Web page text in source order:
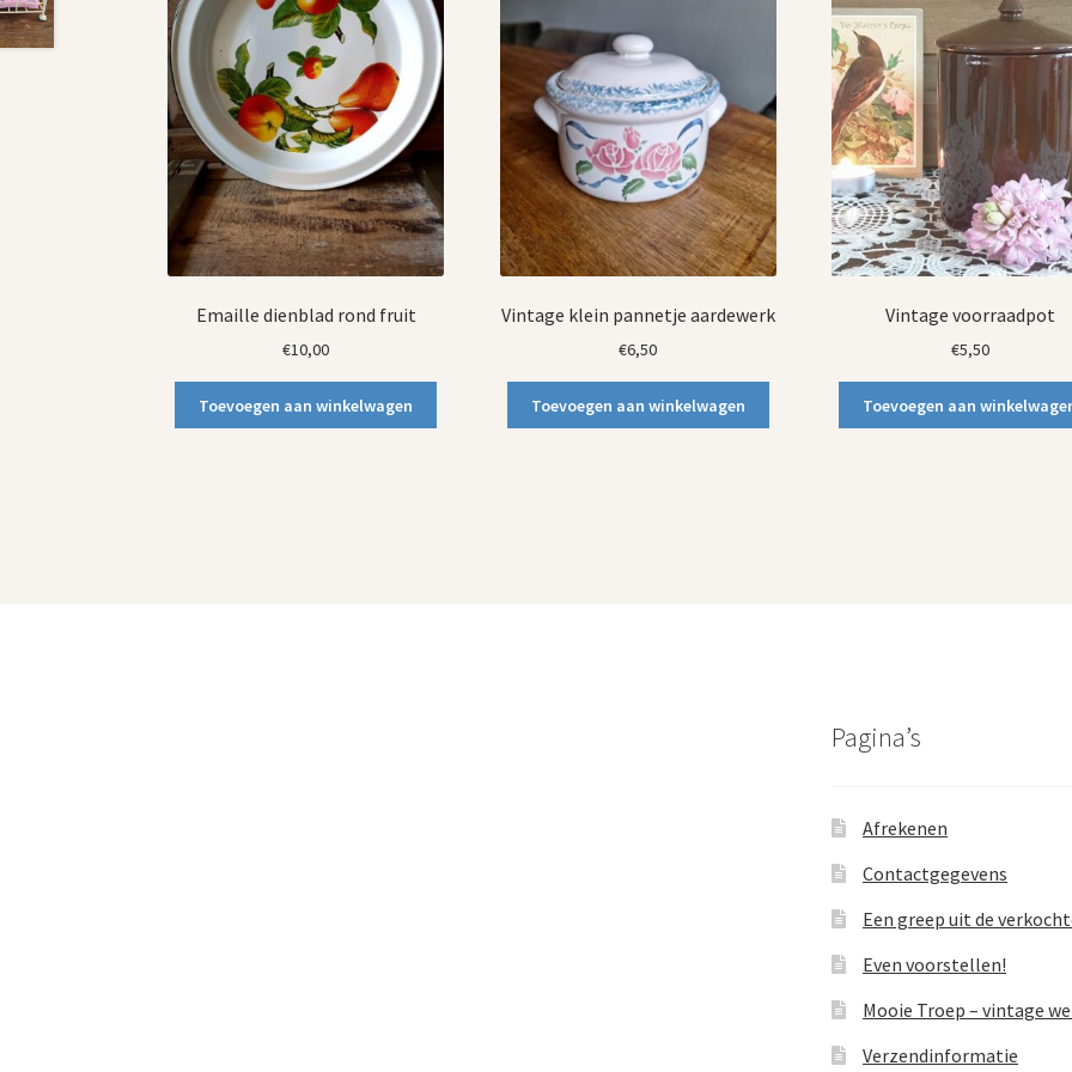
Emaille dienblad rond fruit
€10,00
Toevoegen aan winkelwagen
Vintage klein pannetje aardewerk
€6,50
Toevoegen aan winkelwagen
Vintage voorraadpot
€5,50
Toevoegen aan
Pagina’s
Afrekenen
Contactgegevens
Een greep uit de
Even voorstellen!
Mooie Troep – vintage
Verzendinformatie